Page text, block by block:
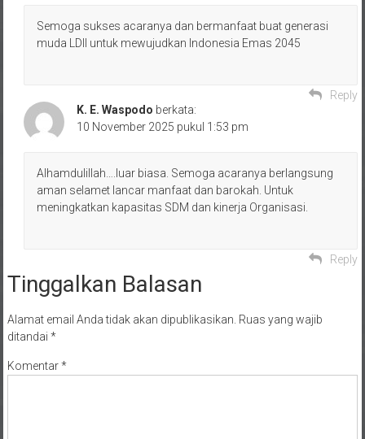
Semoga sukses acaranya dan bermanfaat buat generasi
muda LDII untuk mewujudkan Indonesia Emas 2045
Reply
K. E. Waspodo berkata:
10 November 2025 pukul 1:53 pm
Alhamdulillah….luar biasa. Semoga acaranya berlangsung
aman selamet lancar manfaat dan barokah. Untuk
meningkatkan kapasitas SDM dan kinerja Organisasi.
Reply
Tinggalkan Balasan
Alamat email Anda tidak akan dipublikasikan. Ruas yang wajib
ditandai *
Komentar*